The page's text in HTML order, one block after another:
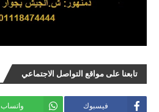
تابعنا على مواقع التواصل الاجتماعي
فيسبوك واتساب